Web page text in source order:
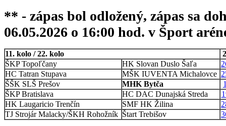
** - zápas bol odložený, zápas sa
06.05.2026 o 16:00 hod. v Šport
11. kolo / 22. kolo
ŠKP Topoľčany
HK Slovan Duslo Šaľa
HC Tatran Stupava
MŠK IUVENTA Michalovce
ŠŠK SLŠ Prešov
MHK Bytča
ŠKP Bratislava
HC DAC Dunajská Streda
HK Laugaricio Trenčín
SMF HK Žilina
TJ Strojár Malacky/ŠKH Rohožník Štart Trebišov